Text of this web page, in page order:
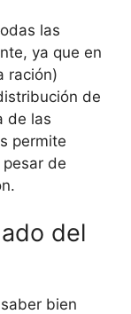
las
ya que en
ración)
de
de las
permite
de
del
bien